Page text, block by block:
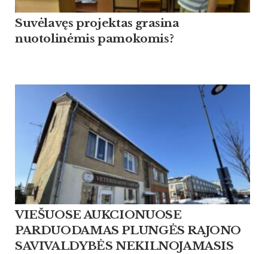
Suvėlavęs projektas grasina
nuotolinėmis pamokomis?
VIEŠUOSE AUKCIONUOSE
PARDUODAMAS PLUNGĖS RAJONO
SAVIVALDYBĖS NEKILNOJAMASIS